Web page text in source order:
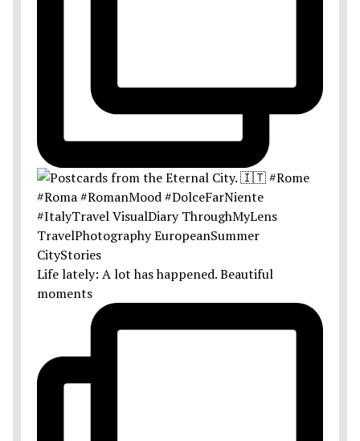
Life lately: A lot has happened. Beautiful
moments